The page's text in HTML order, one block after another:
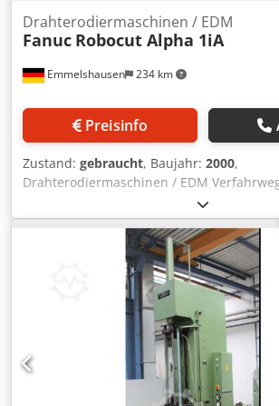
Emmelshausen 234 km
Drahterodiermaschinen / EDM
Fanuc Robocut Alpha 1iA
Preisinfo
Zustand: gebraucht, Baujahr: 2000,
Drahterodiermaschinen / EDM
Verfahrweg Y: 370 mm Verfahrweg Z: 310
Werkstückgröße X: 790 mm max.
mm max. Werkstückgröße Z: 300 mm max.
Werkstückgewicht: 1000 kg Tischgröße X:
Tischgröße Y: 400 mm Dkjdpfsyk H Egex
automatischer Drahteinfädelung U- / V-
mm Generator: 45 Ampere Schneiden im
Kühler Sie eignet sich ideal für präzise
wurde laut Verkäufer fachmännisch
laufend betriebssicher gewartet.